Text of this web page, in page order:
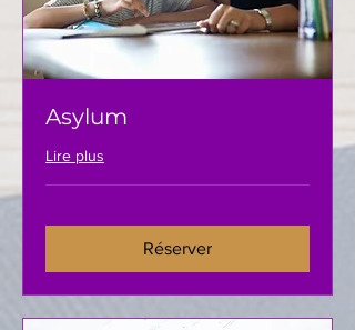
Asylum
Lire plus
Réserver